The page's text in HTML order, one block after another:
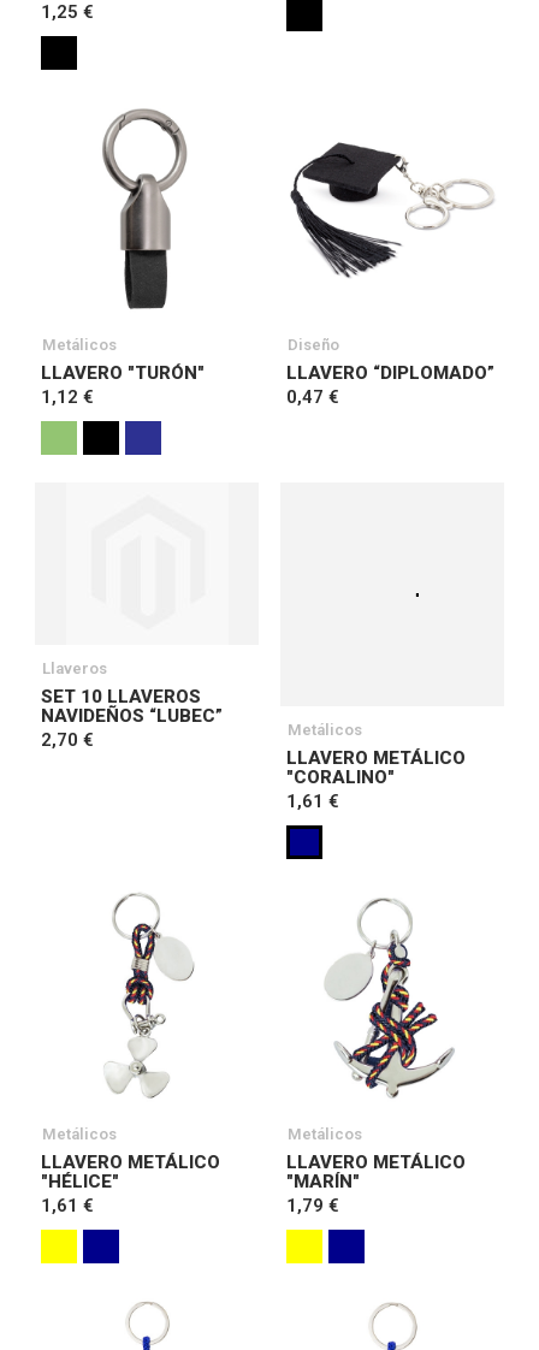
1,25 €
Metálicos
LLAVERO "TURÓN"
1,12 €
Diseño
LLAVERO “DIPLOMADO”
0,47 €
Llaveros
SET 10 LLAVEROS
NAVIDEÑOS “LUBEC”
2,70 €
Metálicos
LLAVERO METÁLICO
"CORALINO"
1,61 €
Metálicos
LLAVERO METÁLICO
"HÉLICE"
1,61 €
Metálicos
LLAVERO METÁLICO
"MARÍN"
1,79 €